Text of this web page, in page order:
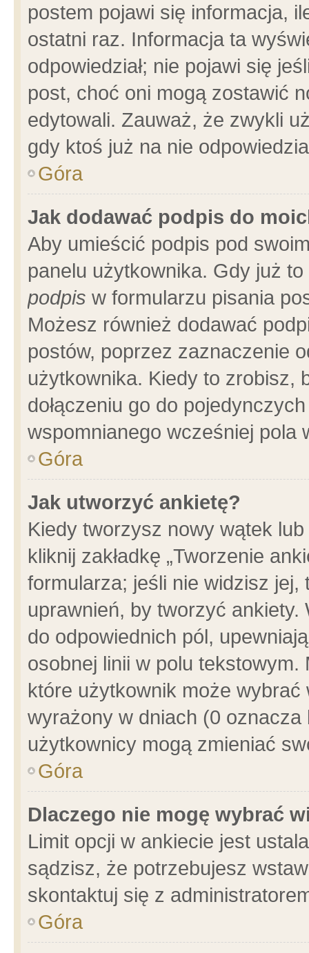
postem pojawi się informacja,
ostatni raz. Informacja ta
odpowiedział; nie pojawi się
post, choć oni mogą zostawić
edytowali. Zauważ, że zwykli
gdy ktoś już na nie
Góra
Jak dodawać podpis do
Aby umieścić podpis pod
panelu użytkownika. Gdy już
podpis w formularzu pisania
Możesz również dodawać
postów, poprzez zaznaczenie
użytkownika. Kiedy to zrobisz,
dołączeniu go do
wspomnianego wcześniej pola
Góra
Jak utworzyć ankietę?
Kiedy tworzysz nowy wątek
kliknij zakładkę „Tworzenie
formularza; jeśli nie widzisz
uprawnień, by tworzyć ankiety.
do odpowiednich pól,
osobnej linii w polu
które użytkownik może
wyrażony w dniach (0
użytkownicy mogą zmieniać
Góra
Dlaczego nie mogę wybrać
Limit opcji w ankiecie jest
sądzisz, że potrzebujesz
skontaktuj się z
Góra